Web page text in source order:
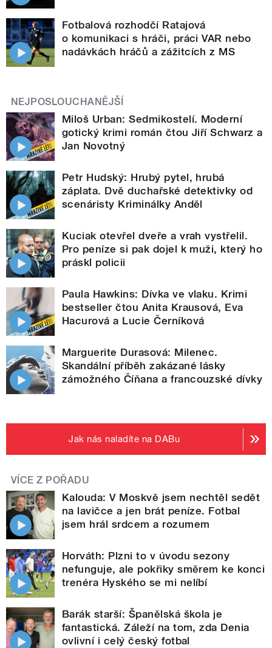
Fotbalová rozhodčí Ratajová
o komunikaci s hráči, práci VAR nebo
nadávkách hráčů a zážitcích z MS
NEJPOSLOUCHANĚJŠÍ
Miloš Urban: Sedmikostelí. Moderní
gotický krimi román čtou Jiří Schwarz a
Jan Novotný
Petr Hudský: Hrubý pytel, hrubá
záplata. Dvě duchařské detektivky od
scenáristy Kriminálky Anděl
Kuciak otevřel dveře a vrah vystřelil.
Pro peníze si pak dojel k muži, který ho
práskl policii
Paula Hawkins: Dívka ve vlaku. Krimi
bestseller čtou Anita Krausová, Eva
Hacurová a Lucie Černíková
Marguerite Durasová: Milenec.
Skandální příběh zakázané lásky
zámožného Číňana a francouzské dívky
Jak nás naladíte na DABu
VÍCE Z POŘADU
Kalouda: V Moskvě jsem nechtěl sedět
na lavičce a jen brát peníze. Fotbal
jsem hrál srdcem a rozumem
Horváth: Plzni to v úvodu sezony
nefunguje, ale pokřiky směrem ke konci
trenéra Hyského se mi nelíbí
Barák starší: Španělská škola je
fantastická. Záleží na tom, zda Denia
ovlivní i celý český fotbal